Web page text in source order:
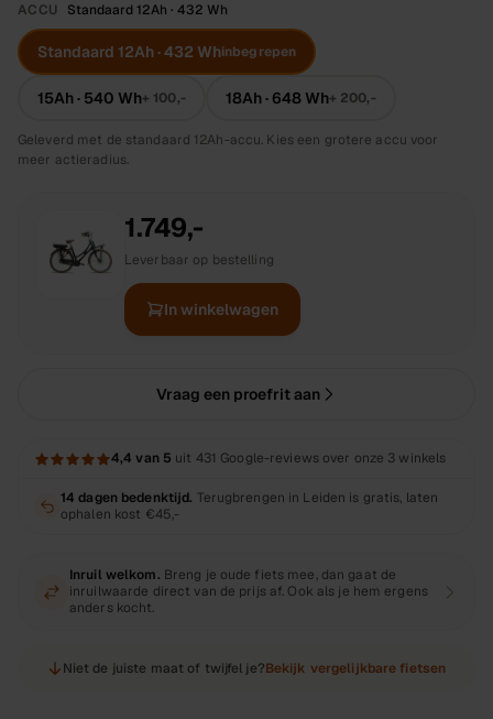
ACCU Standaard 12Ah · 432 Wh
Standaard 12Ah · 432 Whinbegrepen
15Ah · 540 Wh+ 100,- 18Ah · 648 Wh+ 200,-
Geleverd met de standaard 12Ah-accu. Kies een grotere accu voor
meer actieradius.
1.749,-
Leverbaar op bestelling
In winkelwagen
Vraag een proefrit aan
4,4 van 5 uit 431 Google-reviews over onze 3 winkels
14 dagen bedenktijd. Terugbrengen in Leiden is gratis, laten
ophalen kost €45,-
Inruil welkom. Breng je oude fiets mee, dan gaat de
inruilwaarde direct van de prijs af. Ook als je hem ergens
anders kocht.
Niet de juiste maat of twijfel je?Bekijk vergelijkbare fietsen